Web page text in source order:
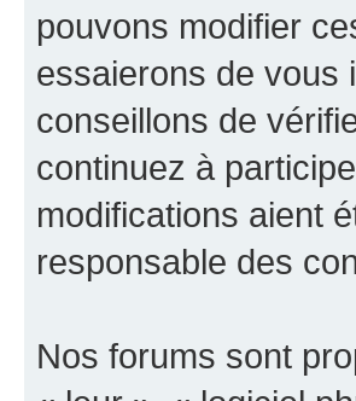
pouvons modifier
essaierons de vous
conseillons de
continuez à
modifications aient
responsable des
Nos forums sont